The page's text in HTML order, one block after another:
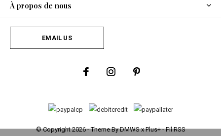
À propos de nous
EMAIL US
© Copyright2026- Theme ByDMWSxPlus+-Fil RSS